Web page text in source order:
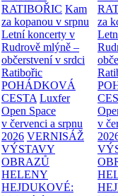
RATIBOŘIC Kam
za kopanou v srpnu
Letní koncerty v
Rudrově mlýně –
občerstvení v srdci
Ratibořic
POHÁDKOVÁ
CESTA Luxfer
Open Space
v červenci a srpnu
2026 VERNISÁŽ
VÝSTAVY
OBRAZŮ
HELENY
HEJDUKOVÉ:
za
v